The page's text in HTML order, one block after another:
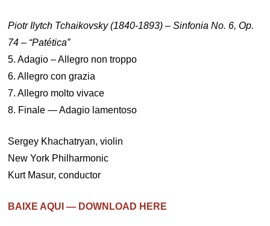
Piotr Ilytch Tchaikovsky (1840-1893) – Sinfonia No. 6, Op.
74 – “Patética”
5. Adagio – Allegro non troppo
6. Allegro con grazia
7. Allegro molto vivace
8. Finale — Adagio lamentoso
Sergey Khachatryan, violin
New York Philharmonic
Kurt Masur, conductor
BAIXE AQUI — DOWNLOAD HERE